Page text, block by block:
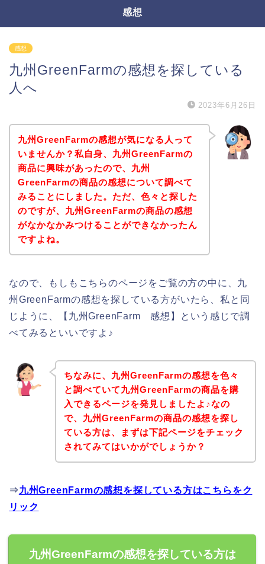
感想
感想
九州GreenFarmの感想を探している
人へ
2023年6月26日
九州GreenFarmの感想が気になる人って
いませんか？私自身、九州GreenFarmの
商品に興味があったので、九州
GreenFarmの商品の感想について調べて
みることにしました。ただ、色々と探した
のですが、九州GreenFarmの商品の感想
がなかなかみつけることができなかったん
ですよね。
なので、もしもこちらのページをご覧の方の中に、九
州GreenFarmの感想を探している方がいたら、私と同
じように、【九州GreenFarm 感想】という感じで調
べてみるといいですよ♪
ちなみに、九州GreenFarmの感想を色々
と調べていて九州GreenFarmの商品を購
入できるページを発見しましたよ♪なの
で、九州GreenFarmの商品の感想を探し
ている方は、まずは下記ページをチェック
されてみてはいかがでしょうか？
⇒九州GreenFarmの感想を探している方はこちらをク
リック
九州GreenFarmの感想を探している方は